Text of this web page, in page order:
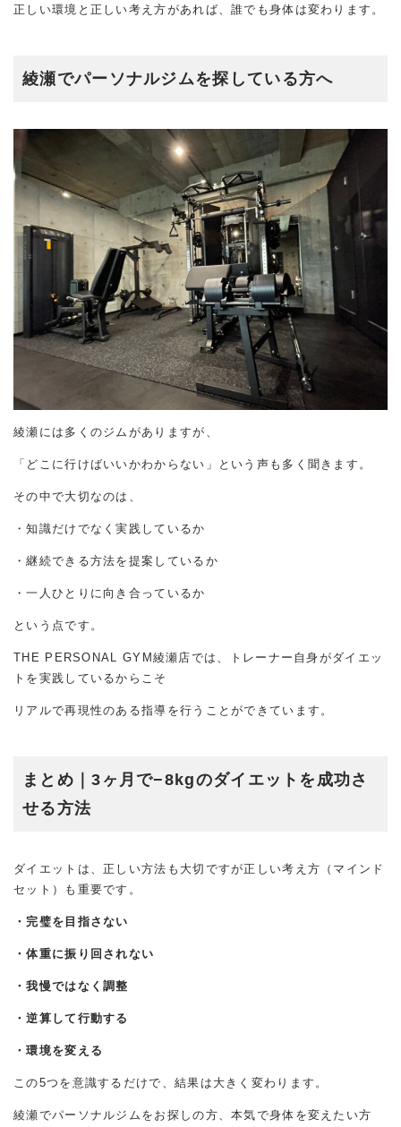
正しい環境と正しい考え方があれば、誰でも身体は変わります。
綾瀬でパーソナルジムを探している方へ
綾瀬には多くのジムがありますが、
「どこに行けばいいかわからない」という声も多く聞きます。
その中で大切なのは、
・知識だけでなく実践しているか
・継続できる方法を提案しているか
・一人ひとりに向き合っているか
という点です。
THE PERSONAL GYM綾瀬店では、トレーナー自身がダイエッ
トを実践しているからこそ
リアルで再現性のある指導を行うことができています。
まとめ｜3ヶ月で−8kgのダイエットを成功さ
せる方法
ダイエットは、正しい方法も大切ですが正しい考え方（マインド
セット）も重要です。
・完璧を目指さない
・体重に振り回されない
・我慢ではなく調整
・逆算して行動する
・環境を変える
この5つを意識するだけで、結果は大きく変わります。
綾瀬でパーソナルジムをお探しの方、本気で身体を変えたい方